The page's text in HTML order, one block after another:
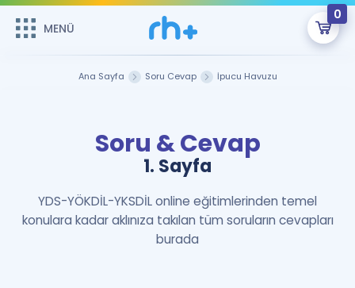
MENÜ
0
Şifremi Hatırlamıyorum
Remzi Hoca ile seni sınava hazırlayacak onlarca eğitim seni
bekliyor!
MENÜ
Çalışma Paketleri
Katılımcı Görüşleri
Ana Sayfa Soru Cevap İpucu Havuzu
Soru & Cevap
1. Sayfa
YDS-YÖKDİL-YKSDİL online eğitimlerinden temel
konulara kadar aklınıza takılan tüm soruların cevapları
burada